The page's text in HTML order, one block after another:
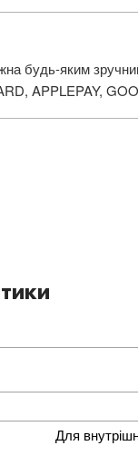
будь-яким
APPLEPAY,
Для